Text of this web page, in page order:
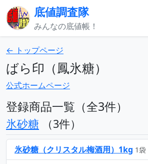
底値調査隊
みんなの底値帳！
← トップページ
ばら印（鳳氷糖）
公式ホームページ
登録商品一覧（全3件）
氷砂糖 （3件）
氷砂糖（クリスタル梅酒用）1kg 1袋